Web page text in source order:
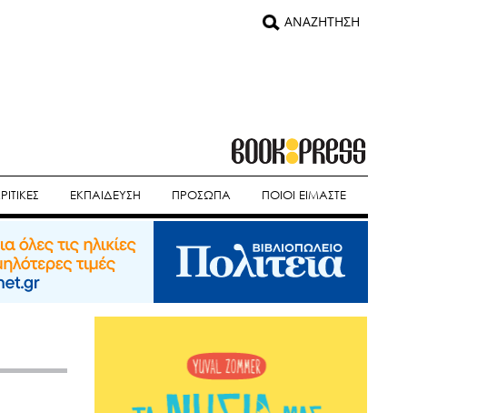
ΕΚΠΑΙΔΕΥΣΗ ΠΡΟΣΩΠΑ ΠΟΙΟΙ ΕΙΜΑΣΤΕ